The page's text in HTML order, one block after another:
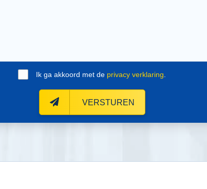
Ik ga akkoord met de privacy verklaring
VERSTUREN